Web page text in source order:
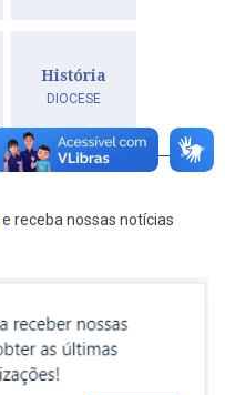
História
DIOCESE
e receba nossas notícias